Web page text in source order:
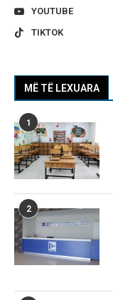
YOUTUBE
TIKTOK
MË TË LEXUARA
1
2